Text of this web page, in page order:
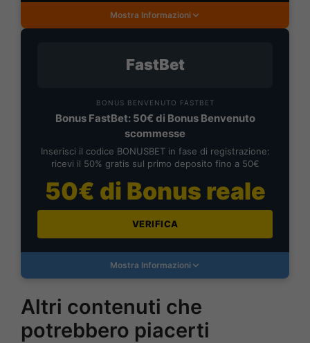
Mostra Informazioni
FastBet
BONUS BENVENUTO FASTBET
Bonus FastBet: 50€ di Bonus Benvenuto
scommesse
Inserisci il codice BONUSBET in fase di registrazione:
ricevi il 50% gratis sul primo deposito fino a 50€
50€ di Bonus reale
VERIFICA
Mostra Informazioni
Altri contenuti che
potrebbero piacerti